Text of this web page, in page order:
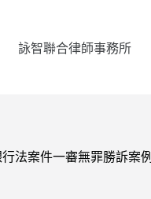
詠智聯合律師事務所
法案件一審無罪勝訴案例